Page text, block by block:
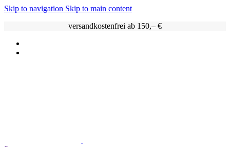
Skip to navigation Skip to main content
versandkostenfrei ab 150,– €